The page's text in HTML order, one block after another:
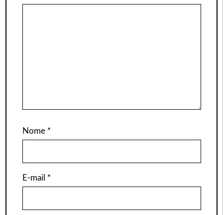
Nome *
E-mail *